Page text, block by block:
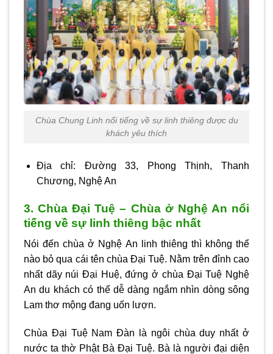
Chùa Chung Linh nổi tiếng về sự linh thiêng được du
khách yêu thích
Địa chỉ: Đường 33, Phong Thịnh, Thanh
Chương, Nghệ An
3. Chùa Đại Tuệ – Chùa ở Nghệ An nổi
tiếng về sự linh thiêng bậc nhất
Nói đến chùa ở Nghệ An linh thiêng thì không thể
nào bỏ qua cái tên chùa Đại Tuệ. Nằm trên đỉnh cao
nhất dãy núi Đại Huệ, đứng ở chùa Đại Tuệ Nghệ
An du khách có thể dễ dàng ngắm nhìn dòng sông
Lam thơ mộng đang uốn lượn.
Chùa Đại Tuệ Nam Đàn là ngôi chùa duy nhất ở
nước ta thờ Phật Bà Đại Tuệ. Bà là người đại diện